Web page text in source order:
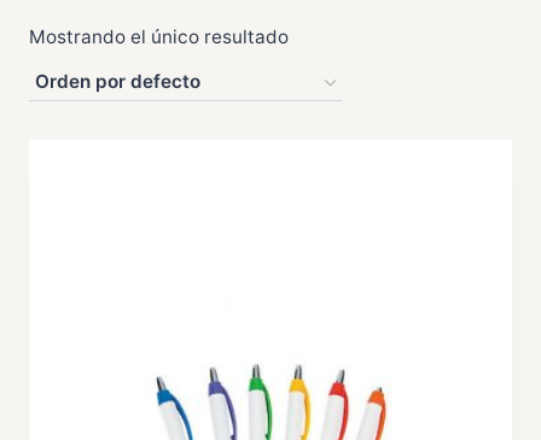
Mostrando el único resultado